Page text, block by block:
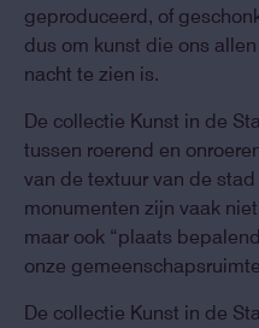
geproduceerd, of
dus om kunst die ons
nacht te zien is.
De collectie Kunst in de
tussen roerend en
van de textuur van de
monumenten zijn vaak
maar ook “plaats
onze
De collectie Kunst in de